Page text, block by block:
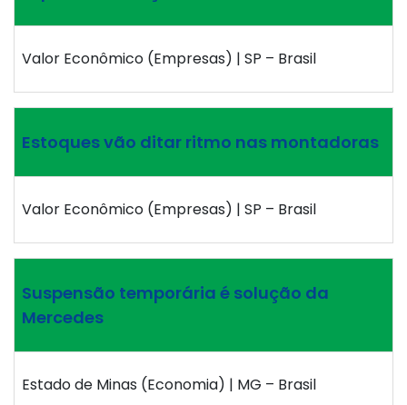
Valor Econômico (Empresas) | SP – Brasil
Estoques vão ditar ritmo nas montadoras
Valor Econômico (Empresas) | SP – Brasil
Suspensão temporária é solução da
Mercedes
Estado de Minas (Economia) | MG – Brasil